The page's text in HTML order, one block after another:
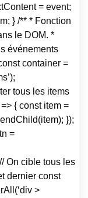
= event;
} /** * Fonction
le DOM. *
événements
container =
tous les items
{ const item =
});
=
On cible tous les
dernier const
>